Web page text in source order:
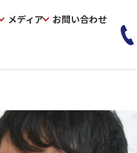
メディア お問い合わせ